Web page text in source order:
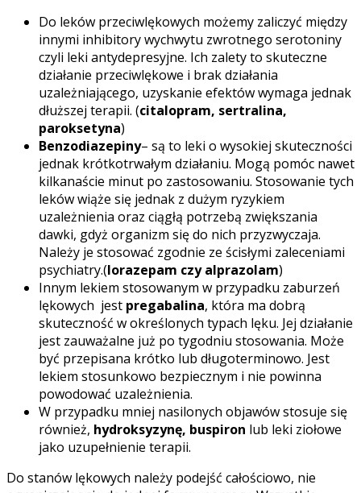
Do leków przeciwlękowych możemy zaliczyć między
innymi inhibitory wychwytu zwrotnego serotoniny
czyli leki antydepresyjne. Ich zalety to skuteczne
działanie przeciwlękowe i brak działania
uzależniającego, uzyskanie efektów wymaga jednak
dłuższej terapii. (citalopram, sertralina,
paroksetyna)
Benzodiazepiny– są to leki o wysokiej skuteczności
jednak krótkotrwałym działaniu. Mogą pomóc nawet
kilkanaście minut po zastosowaniu. Stosowanie tych
leków wiąże się jednak z dużym ryzykiem
uzależnienia oraz ciągłą potrzebą zwiększania
dawki, gdyż organizm się do nich przyzwyczaja.
Należy je stosować zgodnie ze ścisłymi zaleceniami
psychiatry.(lorazepam czy alprazolam)
Innym lekiem stosowanym w przypadku zaburzeń
lękowych jest pregabalina, która ma dobrą
skuteczność w określonych typach lęku. Jej działanie
jest zauważalne już po tygodniu stosowania. Może
być przepisana krótko lub długoterminowo. Jest
lekiem stosunkowo bezpiecznym i nie powinna
powodować uzależnienia.
W przypadku mniej nasilonych objawów stosuje się
również, hydroksyzynę, buspiron lub leki ziołowe
jako uzupełnienie terapii.
Do stanów lękowych należy podejść całościowo, nie